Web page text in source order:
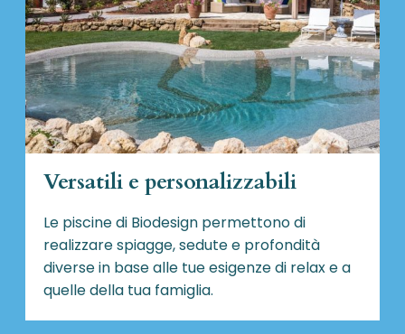
Versatili e personalizzabili
Le piscine di Biodesign permettono di
realizzare spiagge, sedute e profondità
diverse in base alle tue esigenze di relax e a
quelle della tua famiglia.